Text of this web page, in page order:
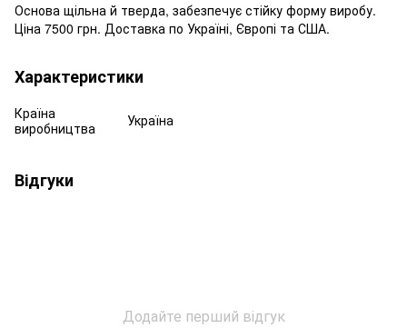
Основа щільна й тверда, забезпечує стійку форму виробу.
Ціна 7500 грн. Доставка по Україні, Європі та США.
Характеристики
Країна
виробництва
Україна
Відгуки
Додайте перший відгук